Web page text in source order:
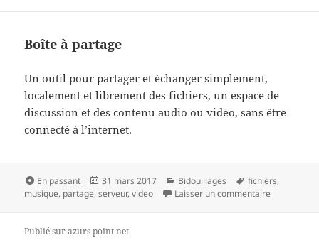
Boîte à partage
Un outil pour partager et échanger simplement,
localement et librement des fichiers, un espace de
discussion et des contenu audio ou vidéo, sans être
connecté à l’internet.
Format
En passant
Publié
le
31 mars 2017 Catégories
Bidouillages
Mots-
clés
fichiers,
musique, partage,serveur,video Laisser un commentaire
Publié surazurs point net